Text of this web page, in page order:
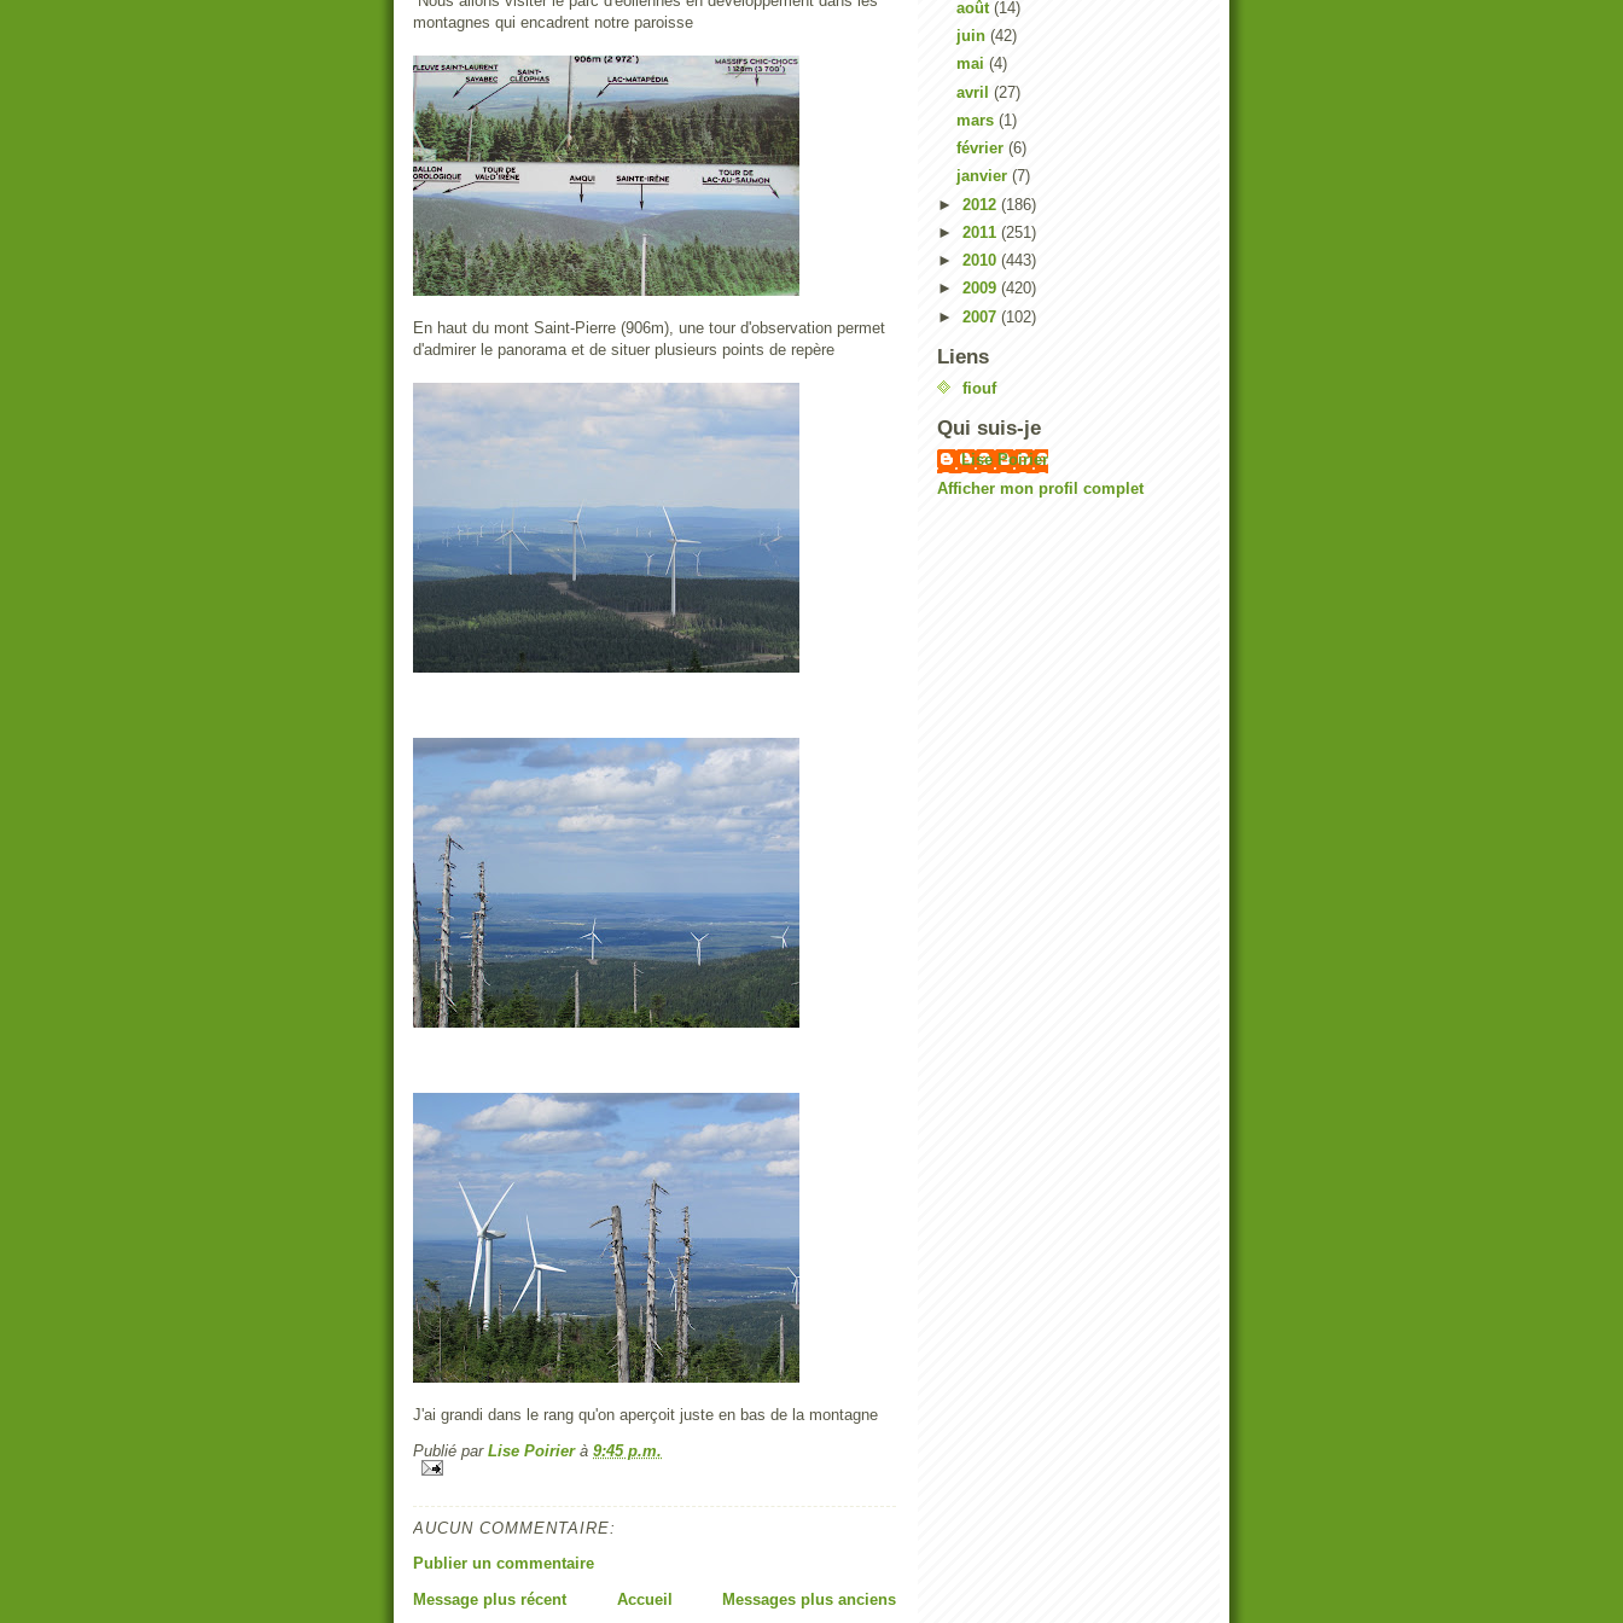
montagnes qui encadrent notre paroisse
En haut du mont Saint-Pierre (906m), une tour d'observation permet
d'admirer le panorama et de situer plusieurs points de repère
J'ai grandi dans le rang qu'on aperçoit juste en bas de la montagne
Publié par Lise Poirier à 9:45 p.m.
AUCUN COMMENTAIRE:
Publier un commentaire
Message plus récent
Messages plus anciens
Accueil
août (14)
juin (42)
mai (4)
avril (27)
mars (1)
février (6)
janvier (7)
► 2012 (186)
► 2011 (251)
► 2010 (443)
► 2009 (420)
► 2007 (102)
Liens
fiouf
Qui suis-je
Lise Poirier
Afficher mon profil complet